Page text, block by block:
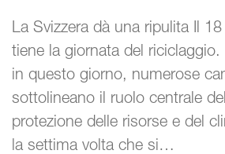
La Svizzera dà una ripulita Il
tiene la giornata del
in questo giorno, numerose
sottolineano il ruolo centrale
protezione delle risorse e del
la settima volta che si…